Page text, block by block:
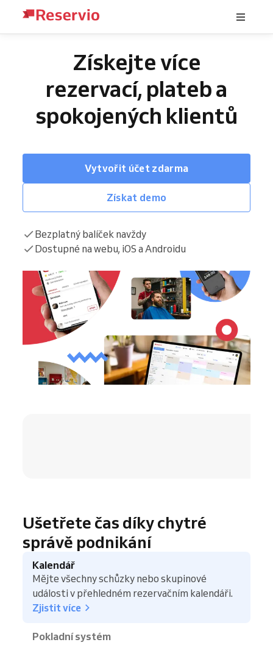
Získejte více
rezervací, plateb a
spokojených klientů
Vytvořit účet zdarma
Získat demo
Bezplatný balíček navždy
Dostupné na webu, iOS a Androidu
Ušetřete čas díky chytré
správě podnikání
Kalendář
Mějte všechny schůzky nebo skupinové
události v přehledném rezervačním kalendáři.
Zjistit více
Pokladní systém